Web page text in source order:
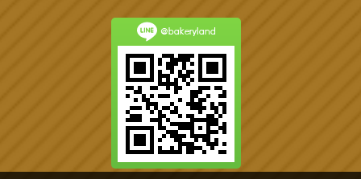
@bakeryland